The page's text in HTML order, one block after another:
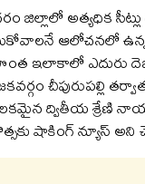
జిల్లాలో అత్యధిక
ఆలోచనలో
ఇలాకాలో ఎదురు
చీపురుపల్లి
ద్వితీయ శ్రేణి
షాకింగ్‌ న్యూస్ అని